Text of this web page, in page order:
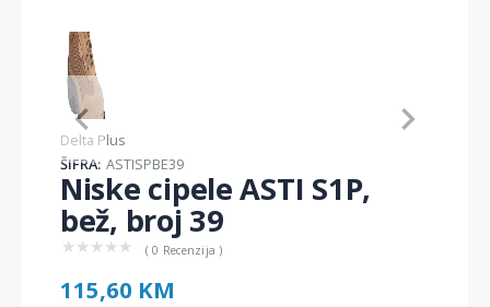
of
Item
1
of
1
Delta Plus
ŠIFRA: ASTISPBE39
Niske cipele ASTI S1P,
bež, broj 39
★ ★ ★ ★ ★ ( 0 Recenzija )
115,60 KM